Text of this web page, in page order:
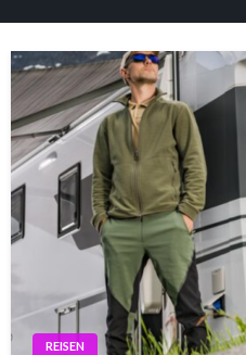
REISEN